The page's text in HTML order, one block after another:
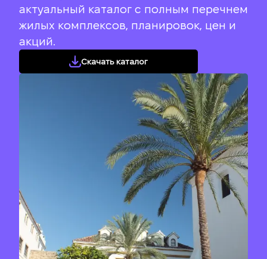
актуальный каталог с полным перечнем
жилых комплексов, планировок, цен и
акций.
Скачать каталог